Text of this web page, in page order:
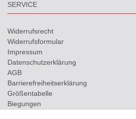
SERVICE
Widerrufs­recht
Widerrufs­formular
Impressum
Daten­schutz­erklärung
AGB
Barrierefreiheitserklärung
Größentabelle
Biegungen